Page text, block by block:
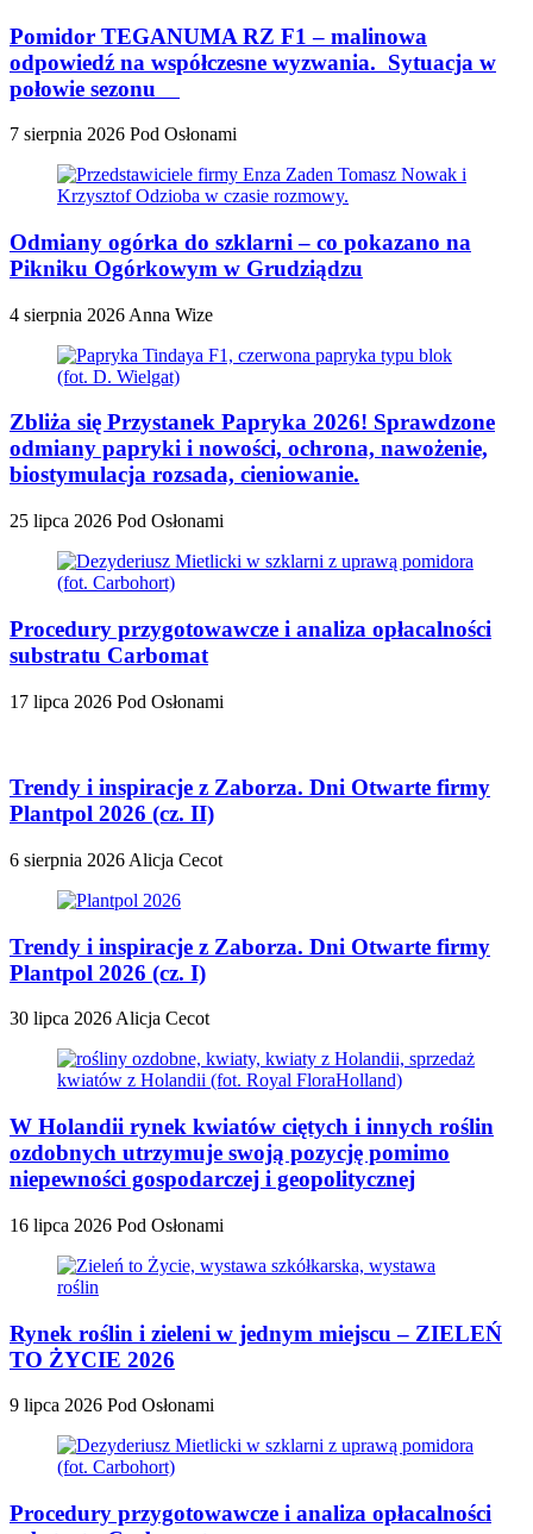
Pomidor TEGANUMA RZ F1 – malinowa
odpowiedź na współczesne wyzwania. Sytuacja w
połowie sezonu
7 sierpnia 2026 Pod Osłonami
Odmiany ogórka do szklarni – co pokazano na
Pikniku Ogórkowym w Grudziądzu
4 sierpnia 2026 Anna Wize
Zbliża się Przystanek Papryka 2026! Sprawdzone
odmiany papryki i nowości, ochrona, nawożenie,
biostymulacja rozsada, cieniowanie.
25 lipca 2026 Pod Osłonami
Procedury przygotowawcze i analiza opłacalności
substratu Carbomat
17 lipca 2026 Pod Osłonami
Trendy i inspiracje z Zaborza. Dni Otwarte firmy
Plantpol 2026 (cz. II)
6 sierpnia 2026 Alicja Cecot
Trendy i inspiracje z Zaborza. Dni Otwarte firmy
Plantpol 2026 (cz. I)
30 lipca 2026Alicja Cecot
W Holandii rynek kwiatów ciętych i innych roślin
ozdobnych utrzymuje swoją pozycję pomimo
niepewności gospodarczej i geopolitycznej
16 lipca 2026 Pod Osłonami
Rynek roślin i zieleni w jednym miejscu – ZIELEŃ
TO ŻYCIE 2026
9 lipca 2026 Pod Osłonami
Procedury przygotowawcze i analiza opłacalności